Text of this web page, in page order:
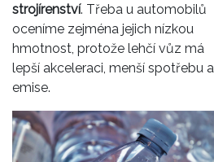
strojírenství. Třeba u automobilů
oceníme zejména jejich nízkou
hmotnost, protože lehčí vůz má
lepší akceleraci, menší spotřebu a
emise.